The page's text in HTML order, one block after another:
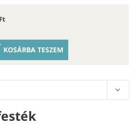
KOSÁRBA TESZEM